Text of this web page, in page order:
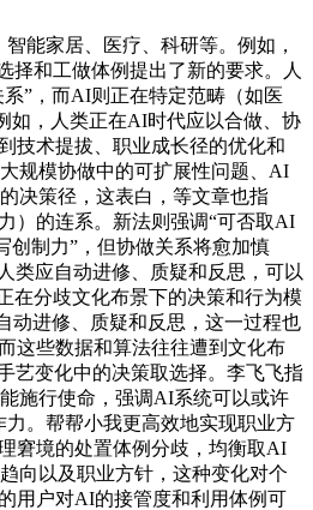
能家居、医疗、科研等。例如，
择和工做体例提出了新的要求。人
”，而AI则正在特定范畴（如医
如，人类正在AI时代应以合做、协
技术提拔、职业成长径的优化和
规模协做中的可扩展性问题、AI
决策径，这表白，等文章也指
）的连系。新法则强调“可否取AI
创制力”，但协做关系将愈加慎
类应自动进修、质疑和反思，可以
在分歧文化布景下的决策和行为模
动进修、质疑和反思，这一过程也
这些数据和算法往往遭到文化布
艺变化中的决策取选择。李飞飞指
施行使命，强调AI系统可以或许
。帮帮小我更高效地实现职业方
窘境的处置体例分歧，均衡取AI
向以及职业方针，这种变化对个
用户对AI的接管度和利用体例可